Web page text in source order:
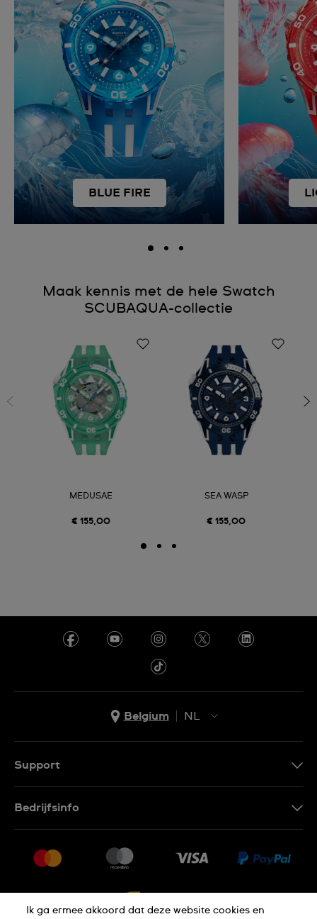
BLUE FIRE
Maak kennis met de hele Swatch
SCUBAQUA-collectie
MEDUSAE
€ 155,00
SEA WASP
€ 155,00
Belgium
NL
Support
Retournering
Verkoopvoorwaarden
Bedrijfsinfo
Vacatures
Ik ga ermee akkoord dat deze website cookies en